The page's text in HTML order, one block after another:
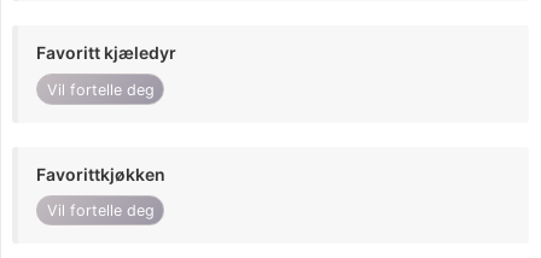
Favoritt kjæledyr
Vil fortelle deg
Favorittkjøkken
Vil fortelle deg